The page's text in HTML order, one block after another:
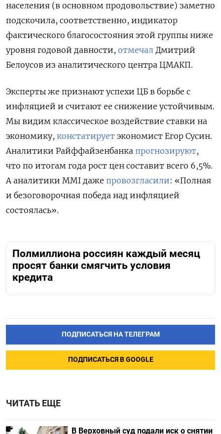
населения (в основном продовольствие) заметно
подскочила, соответственно, индикатор
фактического благосостояния этой группы ниже
уровня годовой давности, отмечал Дмитрий
Белоусов из аналитического центра ЦМАКП.
Эксперты же признают успехи ЦБ в борьбе с
инфляцией и считают ее снижение устойчивым.
Мы видим классическое воздействие ставки на
экономику, констатирует экономист Егор Сусин.
Аналитики Райффайзенбанка прогнозируют,
что по итогам года рост цен составит всего 6,5%.
А аналитики MMI даже провозгласили: «Полная
и безоговорочная победа над инфляцией
состоялась».
Полмиллиона россиян каждый месяц
просят банки смягчить условия
кредита
ПОДПИСАТЬСЯ НА ТЕЛЕГРАМ
ПОДПИСАТЬСЯ В GOOGLE
ЧИТАТЬ ЕЩЕ
В Верховный суд подали иск о снятии